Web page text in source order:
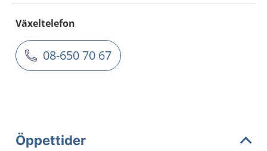
Växeltelefon
08-650 70 67
Öppettider